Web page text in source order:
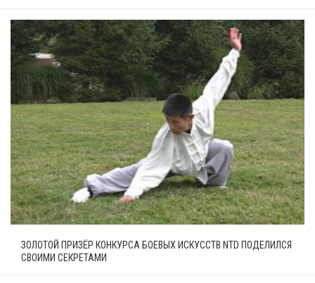
ЗОЛОТОЙ ПРИЗЁР КОНКУРСА БОЕВЫХ ИСКУССТВ NTD ПОДЕЛИЛСЯ
СВОИМИ СЕКРЕТАМИ